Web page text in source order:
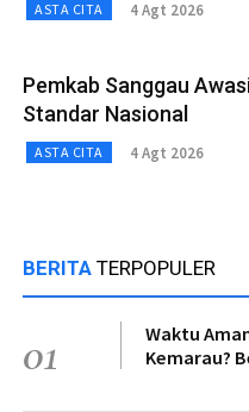
ASTA CITA 4 Agt 2026
Pemkab Sanggau
Standar Nasional
ASTA CITA 4 Agt 2026
BERITA TERPOPULER
01
Waktu
Kemarau?